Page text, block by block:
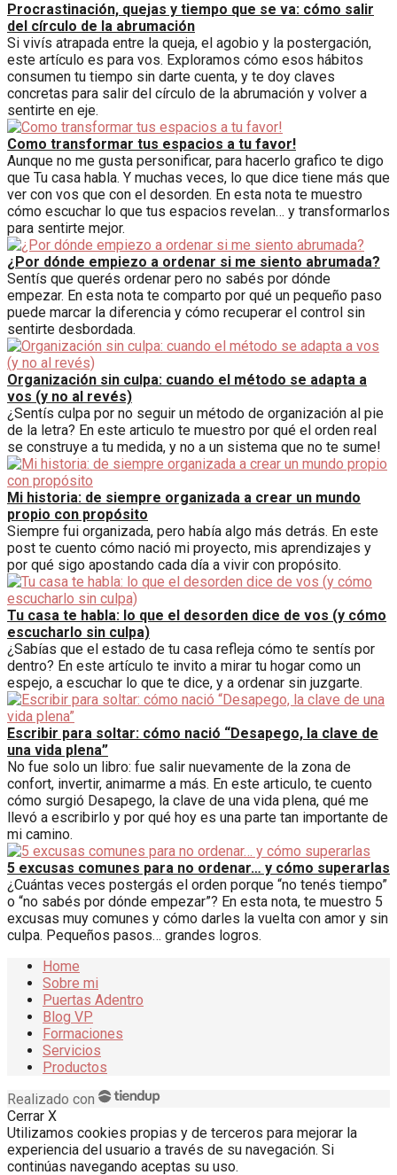
Procrastinación, quejas y tiempo que se va: cómo salir
del círculo de la abrumación
Si vivís atrapada entre la queja, el agobio y la postergación,
este artículo es para vos. Exploramos cómo esos hábitos
consumen tu tiempo sin darte cuenta, y te doy claves
concretas para salir del círculo de la abrumación y volver a
sentirte en eje.
Como transformar tus espacios a tu favor!
Aunque no me gusta personificar, para hacerlo grafico te digo
que Tu casa habla. Y muchas veces, lo que dice tiene más que
ver con vos que con el desorden. En esta nota te muestro
cómo escuchar lo que tus espacios revelan… y transformarlos
para sentirte mejor.
¿Por dónde empiezo a ordenar si me siento abrumada?
Sentís que querés ordenar pero no sabés por dónde
empezar. En esta nota te comparto por qué un pequeño paso
puede marcar la diferencia y cómo recuperar el control sin
sentirte desbordada.
Organización sin culpa: cuando el método se adapta a
vos (y no al revés)
¿Sentís culpa por no seguir un método de organización al pie
de la letra? En este articulo te muestro por qué el orden real
se construye a tu medida, y no a un sistema que no te sume!
Mi historia: de siempre organizada a crear un mundo
propio con propósito
Siempre fui organizada, pero había algo más detrás. En este
post te cuento cómo nació mi proyecto, mis aprendizajes y
por qué sigo apostando cada día a vivir con propósito.
Tu casa te habla: lo que el desorden dice de vos (y cómo
escucharlo sin culpa)
¿Sabías que el estado de tu casa refleja cómo te sentís por
dentro? En este artículo te invito a mirar tu hogar como un
espejo, a escuchar lo que te dice, y a ordenar sin juzgarte.
Escribir para soltar: cómo nació “Desapego, la clave de
una vida plena”
No fue solo un libro: fue salir nuevamente de la zona de
confort, invertir, animarme a más. En este articulo, te cuento
cómo surgió Desapego, la clave de una vida plena, qué me
llevó a escribirlo y por qué hoy es una parte tan importante de
mi camino.
5 excusas comunes para no ordenar… y cómo superarlas
¿Cuántas veces postergás el orden porque “no tenés tiempo”
o “no sabés por dónde empezar”? En esta nota, te muestro 5
excusas muy comunes y cómo darles la vuelta con amor y sin
culpa. Pequeños pasos… grandes logros.
Home
Sobre mi
Puertas Adentro
Blog VP
Formaciones
Servicios
Productos
Realizado con
Cerrar X
Utilizamos cookies propias y de terceros para mejorar la
experiencia del usuario a través de su navegación. Si
continúas navegando aceptas su uso.